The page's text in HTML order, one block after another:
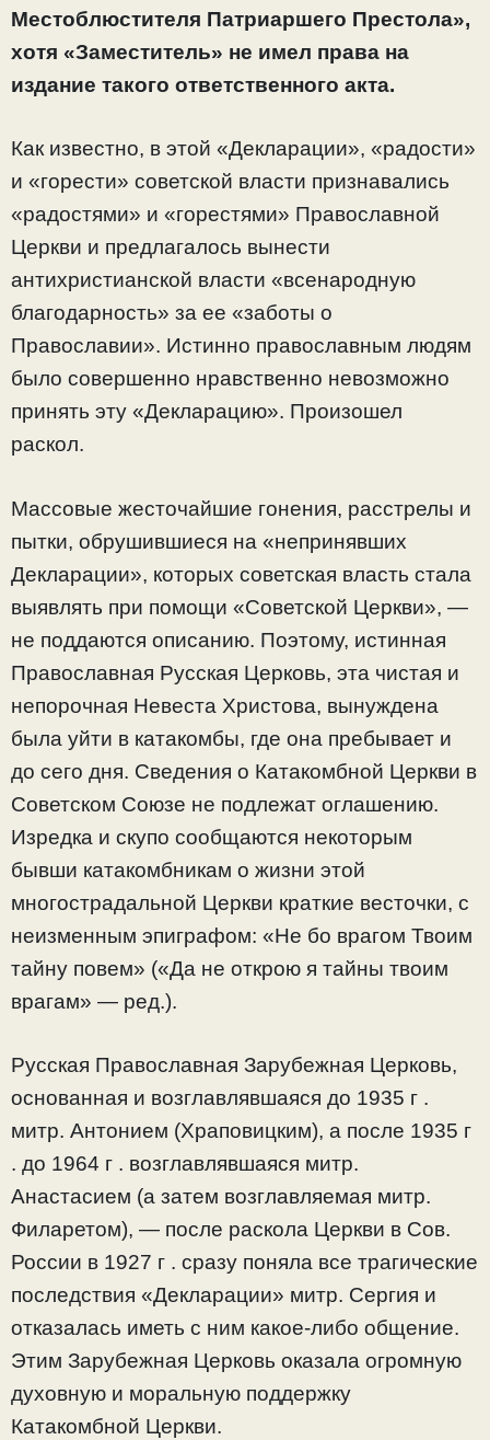
Местоблюстителя Патриаршего Престола»,
хотя «Заместитель» не имел права на
издание такого ответственного акта.
Как известно, в этой «Декларации», «радости»
и «горести» советской власти признавались
«радостями» и «горестями» Православной
Церкви и предлагалось вынести
антихристианской власти «всенародную
благодарность» за ее «заботы о
Православии». Истинно православным людям
было совершенно нравственно невозможно
принять эту «Декларацию». Произошел
раскол.
Массовые жесточайшие гонения, расстрелы и
пытки, обрушившиеся на «непринявших
Декларации», которых советская власть стала
выявлять при помощи «Советской Церкви», —
не поддаются описанию. Поэтому, истинная
Православная Русская Церковь, эта чистая и
непорочная Невеста Христова, вынуждена
была уйти в катакомбы, где она пребывает и
до сего дня. Сведения о Катакомбной Церкви в
Советском Союзе не подлежат оглашению.
Изредка и скупо сообщаются некоторым
бывши катакомбникам о жизни этой
многострадальной Церкви краткие весточки, с
неизменным эпиграфом: «Не бо врагом Твоим
тайну повем» («Да не открою я тайны твоим
врагам» — ред.).
Русская Православная Зарубежная Церковь,
основанная и возглавлявшаяся до 1935 г .
митр. Антонием (Храповицким), а после 1935 г
. до 1964 г . возглавлявшаяся митр.
Анастасием (а затем возглавляемая митр.
Филаретом), — после раскола Церкви в Сов.
России в 1927 г . сразу поняла все трагические
последствия «Декларации» митр. Сергия и
отказалась иметь с ним какое-либо общение.
Этим Зарубежная Церковь оказала огромную
духовную и моральную поддержку
Катакомбной Церкви.